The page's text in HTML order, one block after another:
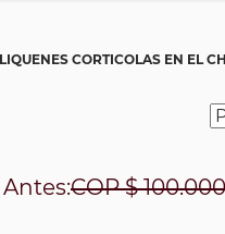
LIQUENES CORTICOLAS EN EL
Antes:COP$ 100.000